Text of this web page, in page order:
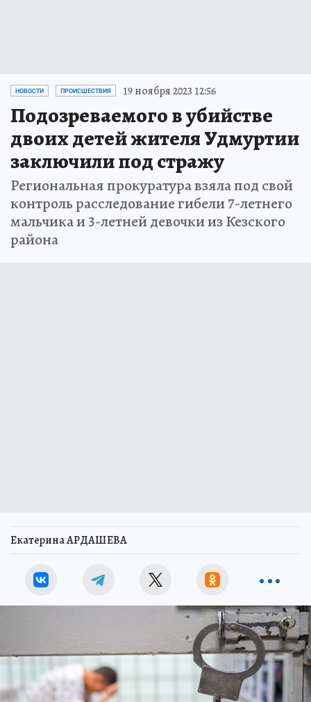
НОВОСТИ ПРОИСШЕСТВИЯ 19 ноября 2023 12:56
Подозреваемого в убийстве
двоих детей жителя Удмуртии
заключили под стражу
Региональная прокуратура взяла под свой
контроль расследование гибели 7-летнего
мальчика и 3-летней девочки из Кезского
района
Екатерина АРДАШЕВА